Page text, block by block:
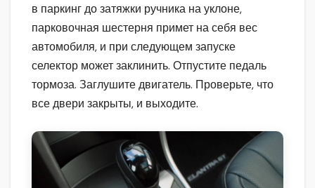
в паркинг до затяжки ручника на уклоне,
парковочная шестерня примет на себя вес
автомобиля, и при следующем запуске
селектор может заклинить. Отпустите педаль
тормоза. Заглушите двигатель. Проверьте, что
все двери закрыты, и выходите.